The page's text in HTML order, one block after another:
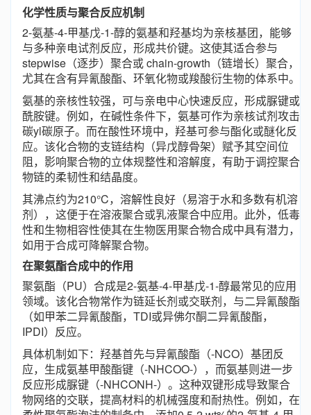
化学性质与聚合反应机制
2-氨基-4-甲基戊-1-醇的氨基和羟基均为亲核基团，能够
与多种亲电试剂反应，形成共价键。这使其适合参与
stepwise（逐步）聚合或 chain-growth（链增长）聚合，
尤其在含有异氰酸酯、环氧化物或羧酸衍生物的体系中。
氨基的亲核性较强，可与亲电中心快速反应，形成脲键或
酰胺键。例如，在碱性条件下，氨基可作为亲核试剂攻击
碳yl碳原子。而在酸性环境中，羟基可参与酯化或醚化反
应。该化合物的支链结构（异戊醇骨架）赋予其空间位
阻，影响聚合物的立体规整性和溶解度，有助于调控聚合
物链的柔韧性和结晶度。
其沸点约为210°C，溶解性良好（易溶于水和多数有机溶
剂），这便于在溶液聚合或乳液聚合中应用。此外，低毒
性和生物相容性使其在生物医用聚合物合成中具有潜力，
如用于合成可降解聚合物。
在聚氨酯合成中的作用
聚氨酯（PU）合成是2-氨基-4-甲基戊-1-醇最常见的应用
领域。该化合物常作为链延长剂或交联剂，与二异氰酸酯
（如甲苯二异氰酸酯，TDI或异佛尔酮二异氰酸酯，
IPDI）反应。
具体机制如下：羟基首先与异氰酸酯（-NCO）基团反
应，生成氨基甲酸酯键（-NHCOO-），而氨基则进一步
反应形成脲键（-NHCONH-）。这种双键形成导致聚合
物网络的交联，提高材料的机械强度和耐热性。例如，在